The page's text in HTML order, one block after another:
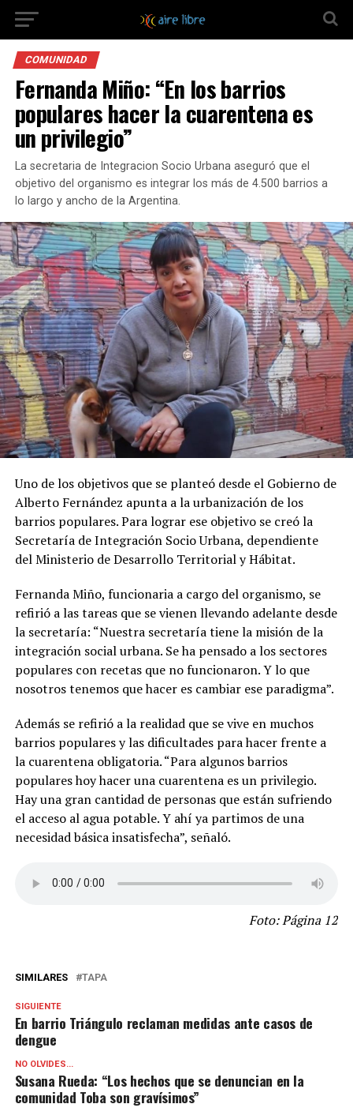
COMUNIDAD
Fernanda Miño: “En los barrios
populares hacer la cuarentena es
un privilegio”
La secretaria de Integracion Socio Urbana aseguró que el
objetivo del organismo es integrar los más de 4.500 barrios a
lo largo y ancho de la Argentina.
Uno de los objetivos que se planteó desde el Gobierno de
Alberto Fernández apunta a la urbanización de los
barrios populares. Para lograr ese objetivo se creó la
Secretaría de Integración Socio Urbana, dependiente
del Ministerio de Desarrollo Territorial y Hábitat.
Fernanda Miño, funcionaria a cargo del organismo, se
refirió a las tareas que se vienen llevando adelante desde
la secretaría: “Nuestra secretaría tiene la misión de la
integración social urbana. Se ha pensado a los sectores
populares con recetas que no funcionaron. Y lo que
nosotros tenemos que hacer es cambiar ese paradigma”.
Además se refirió a la realidad que se vive en muchos
barrios populares y las dificultades para hacer frente a
la cuarentena obligatoria. “Para algunos barrios
populares hoy hacer una cuarentena es un privilegio.
Hay una gran cantidad de personas que están sufriendo
el acceso al agua potable. Y ahí ya partimos de una
necesidad básica insatisfecha”, señaló.
Foto: Página 12
SIMILARES TAPA
SIGUIENTE
En barrio Triángulo reclaman medidas ante casos de
dengue
NO OLVIDES...
Susana Rueda: “Los hechos que se denuncian en la
comunidad Toba son gravísimos”